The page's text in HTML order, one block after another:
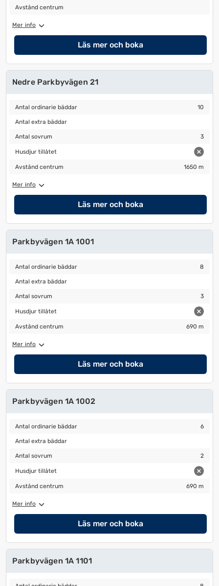
Avstånd centrum
Avstånd centrum
Mer info
Läs mer och boka
Nedre Parkbyvägen 21
Antal ordinarie bäddar
Antal ordinarie bäddar 10
Antal extra bäddar
Antal extra bäddar
Antal sovrum
Antal sovrum 3
Husdjur tillåtet
Husdjur tillåtet
Avstånd centrum
Avstånd centrum 1650 m
Mer info
Läs mer och boka
Parkbyvägen 1A 1001
Antal ordinarie bäddar
Antal ordinarie bäddar 8
Antal extra bäddar
Antal extra bäddar
Antal sovrum
Antal sovrum 3
Husdjur tillåtet
Husdjur tillåtet
Avstånd centrum
Avstånd centrum 690 m
Mer info
Läs mer och boka
Parkbyvägen 1A 1002
Antal ordinarie bäddar
Antal ordinarie bäddar 6
Antal extra bäddar
Antal extra bäddar
Antal sovrum
Antal sovrum 2
Husdjur tillåtet
Husdjur tillåtet
Avstånd centrum
Avstånd centrum 690 m
Mer info
Läs mer och boka
Parkbyvägen 1A 1101
Antal ordinarie bäddar